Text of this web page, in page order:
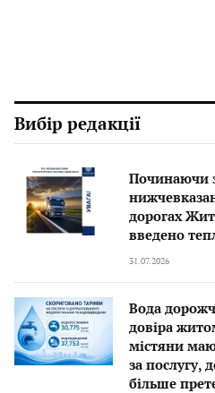
Вибір редакції
Починаючи
дорогах
введено
31.07.2026
Вода
довіра
містяни
за послугу,
більше